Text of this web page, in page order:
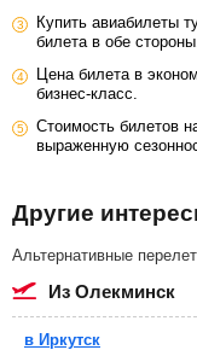
Купить авиабилеты
билета в обе стороны.
Цена билета в
бизнес-класс.
Стоимость билетов
выраженную
Другие
Альтернативные
из Олекминск
в Иркутск